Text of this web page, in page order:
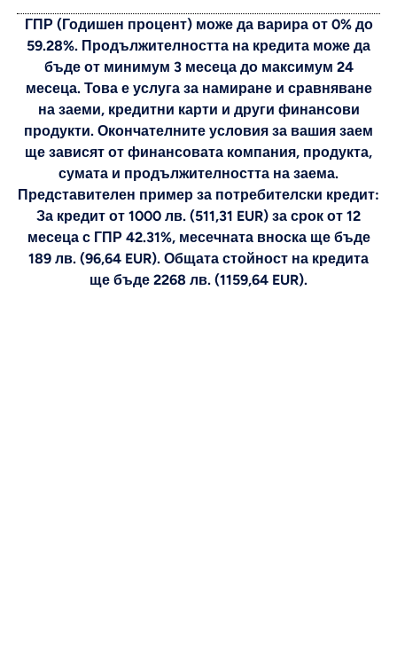
ГПР (Годишен процент) може да варира от 0% до
59.28%. Продължителността на кредита може да
бъде от минимум 3 месеца до максимум 24
месеца. Това е услуга за намиране и сравняване
на заеми, кредитни карти и други финансови
продукти. Окончателните условия за вашия заем
ще зависят от финансовата компания, продукта,
сумата и продължителността на заема.
Представителен пример за потребителски кредит:
За кредит от 1000 лв. (511,31 EUR) за срок от 12
месеца с ГПР 42.31%, месечната вноска ще бъде
189 лв. (96,64 EUR). Общата стойност на кредита
ще бъде 2268 лв. (1159,64 EUR).